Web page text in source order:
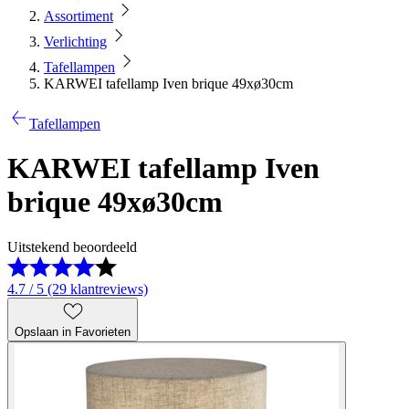
Assortiment
Verlichting
Tafellampen
KARWEI tafellamp Iven brique 49xø30cm
Tafellampen
KARWEI tafellamp Iven
brique 49xø30cm
Uitstekend beoordeeld
4.7 / 5 (29 klantreviews)
Opslaan in Favorieten